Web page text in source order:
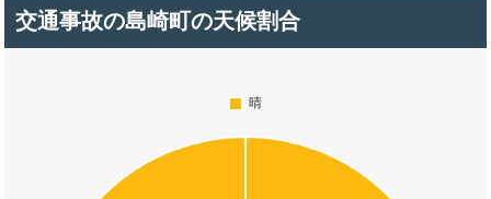
交通事故の島崎町の天候割合